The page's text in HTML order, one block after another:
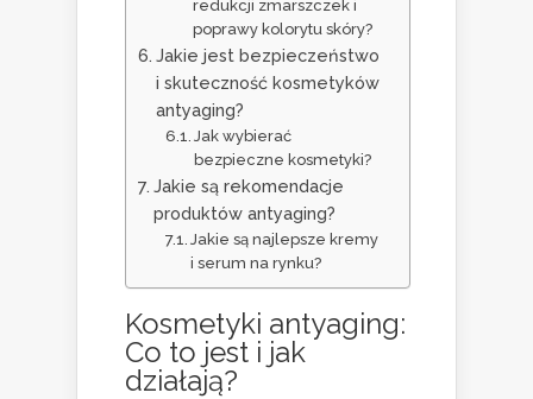
redukcji zmarszczek i
poprawy kolorytu skóry?
Jakie jest bezpieczeństwo
i skuteczność kosmetyków
antyaging?
Jak wybierać
bezpieczne kosmetyki?
Jakie są rekomendacje
produktów antyaging?
Jakie są najlepsze kremy
i serum na rynku?
Kosmetyki antyaging:
Co to jest i jak
działają?